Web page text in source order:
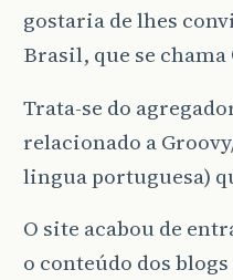
gostaria de lhes
Brasil, que se chama
Trata-se do
relacionado a
lingua portuguesa)
O site acabou de
o conteúdo dos